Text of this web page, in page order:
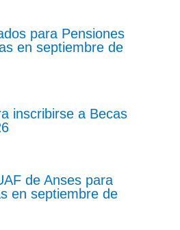
para Pensiones
en septiembre de
inscribirse a Becas
de Anses para
en septiembre de